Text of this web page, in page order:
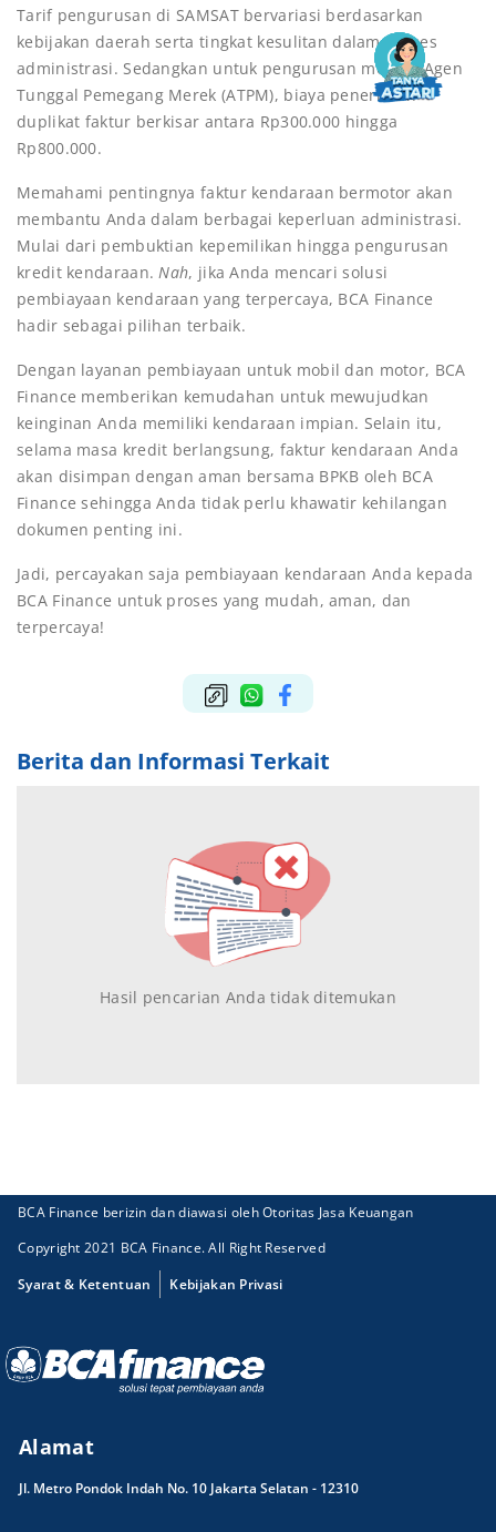
Tarif pengurusan di SAMSAT bervariasi berdasarkan
kebijakan daerah serta tingkat kesulitan dalam proses
administrasi. Sedangkan untuk pengurusan melalui Agen
Tunggal Pemegang Merek (ATPM), biaya penerbitan
duplikat faktur berkisar antara Rp300.000 hingga
Rp800.000.
Memahami pentingnya faktur kendaraan bermotor akan
membantu Anda dalam berbagai keperluan administrasi.
Mulai dari pembuktian kepemilikan hingga pengurusan
kredit kendaraan. Nah, jika Anda mencari solusi
pembiayaan kendaraan yang terpercaya, BCA Finance
hadir sebagai pilihan terbaik.
Dengan layanan pembiayaan untuk mobil dan motor, BCA
Finance memberikan kemudahan untuk mewujudkan
keinginan Anda memiliki kendaraan impian. Selain itu,
selama masa kredit berlangsung, faktur kendaraan Anda
akan disimpan dengan aman bersama BPKB oleh BCA
Finance sehingga Anda tidak perlu khawatir kehilangan
dokumen penting ini.
Jadi, percayakan saja pembiayaan kendaraan Anda kepada
BCA Finance untuk proses yang mudah, aman, dan
terpercaya!
Berita dan Informasi Terkait
Hasil pencarian Anda tidak ditemukan
BCA Finance berizin dan diawasi oleh Otoritas Jasa Keuangan
Copyright 2021 BCA Finance. All Right Reserved
Syarat & Ketentuan
Kebijakan Privasi
Alamat
Jl. Metro Pondok Indah No. 10 Jakarta Selatan - 12310